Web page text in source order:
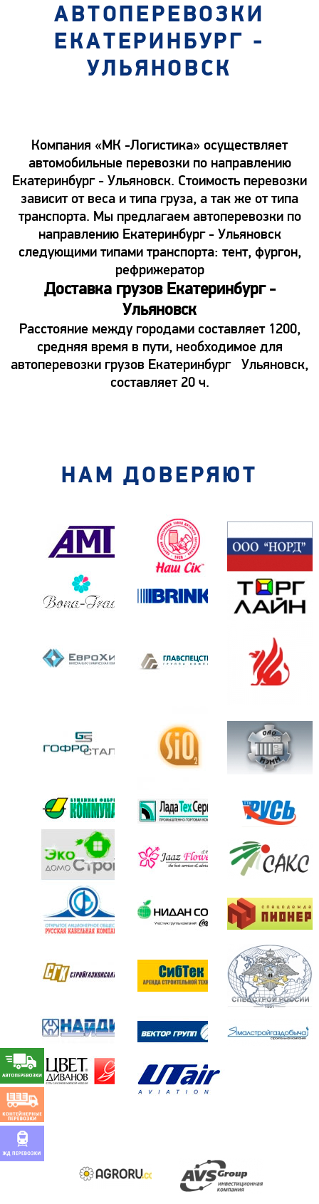
АВТОПЕРЕВОЗКИ
ЕКАТЕРИНБУРГ -
УЛЬЯНОВСК
Компания «МК -Логистика» осуществляет
автомобильные перевозки по направлению
Екатеринбург - Ульяновск. Стоимость перевозки
зависит от веса и типа груза, а так же от типа
транспорта. Мы предлагаем автоперевозки по
направлению Екатеринбург - Ульяновск
следующими типами транспорта: тент, фургон,
рефрижератор
Доставка грузов Екатеринбург -
Ульяновск
Расстояние между городами составляет 1200,
средняя время в пути, необходимое для
автоперевозки грузов Екатеринбург Ульяновск,
составляет 20 ч.
НАМ ДОВЕРЯЮТ